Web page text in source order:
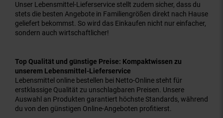
Unser Lebensmittel-Lieferservice stellt zudem sicher, dass du
stets die besten Angebote in Familiengrößen direkt nach Hause
geliefert bekommst. So wird das Einkaufen nicht nur einfacher,
sondern auch wirtschaftlicher!
Top Qualität und günstige Preise: Kompaktwissen zu
unserem Lebensmittel-Lieferservice
Lebensmittel online bestellen bei Netto-Online steht für
erstklassige Qualität zu unschlagbaren Preisen. Unsere
Auswahl an Produkten garantiert höchste Standards, während
du von den günstigen Online-Angeboten profitierst.